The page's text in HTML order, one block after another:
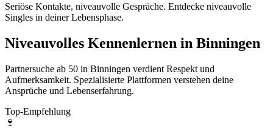
Seriöse Kontakte, niveauvolle Gespräche. Entdecke niveauvolle
Singles in deiner Lebensphase.
Niveauvolles Kennenlernen in Binningen
Partnersuche ab 50 in Binningen verdient Respekt und
Aufmerksamkeit. Spezialisierte Plattformen verstehen deine
Ansprüche und Lebenserfahrung.
Top-Empfehlung
🍷